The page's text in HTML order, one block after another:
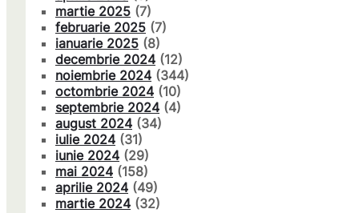
martie 2025 (7)
februarie 2025 (7)
ianuarie 2025 (8)
decembrie 2024 (12)
noiembrie 2024 (344)
octombrie 2024 (10)
septembrie 2024 (4)
august 2024 (34)
iulie 2024 (31)
iunie 2024 (29)
mai 2024 (158)
aprilie 2024 (49)
martie 2024 (32)